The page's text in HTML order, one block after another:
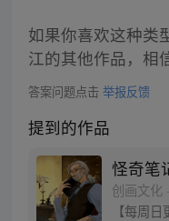
如果你喜欢这种类
江的其他作品，相
答案问题点击 举报反馈
提到的作品
怪奇笔
创画文化
【每周